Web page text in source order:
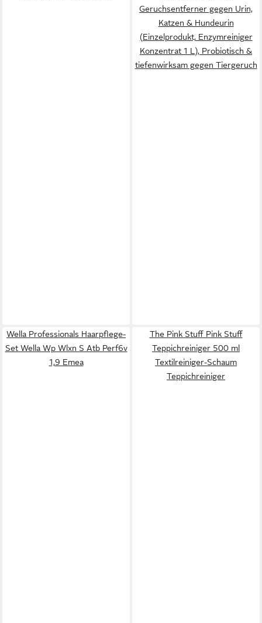
Geruchsentferner gegen Urin,
Katzen & Hundeurin
(Einzelprodukt, Enzymreiniger
Konzentrat 1 L), Probiotisch &
tiefenwirksam gegen Tiergeruch
Wella Professionals Haarpflege-
Set Wella Wp Wlxn S Atb Perf6v
1,9 Emea
The Pink Stuff Pink Stuff
Teppichreiniger 500 ml
Textilreiniger-Schaum
Teppichreiniger